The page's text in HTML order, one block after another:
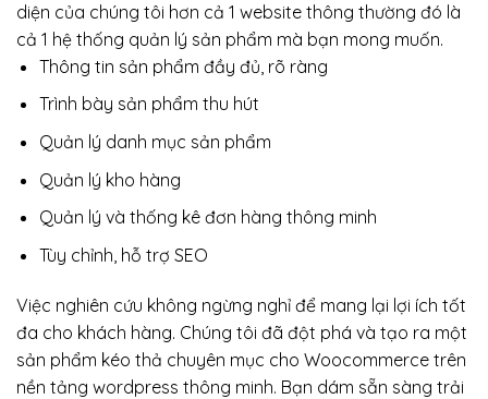
diện của chúng tôi hơn cả 1 website thông thường đó là
cả 1 hệ thống quản lý sản phẩm mà bạn mong muốn.
Thông tin sản phẩm đầy đủ, rõ ràng
Trình bày sản phẩm thu hút
Quản lý danh mục sản phẩm
Quản lý kho hàng
Quản lý và thống kê đơn hàng thông minh
Tùy chỉnh, hỗ trợ SEO
Việc nghiên cứu không ngừng nghỉ để mang lại lợi ích tốt
đa cho khách hàng. Chúng tôi đã đột phá và tạo ra một
sản phẩm kéo thả chuyên mục cho Woocommerce trên
nền tảng wordpress thông minh. Bạn dám sẵn sàng trải